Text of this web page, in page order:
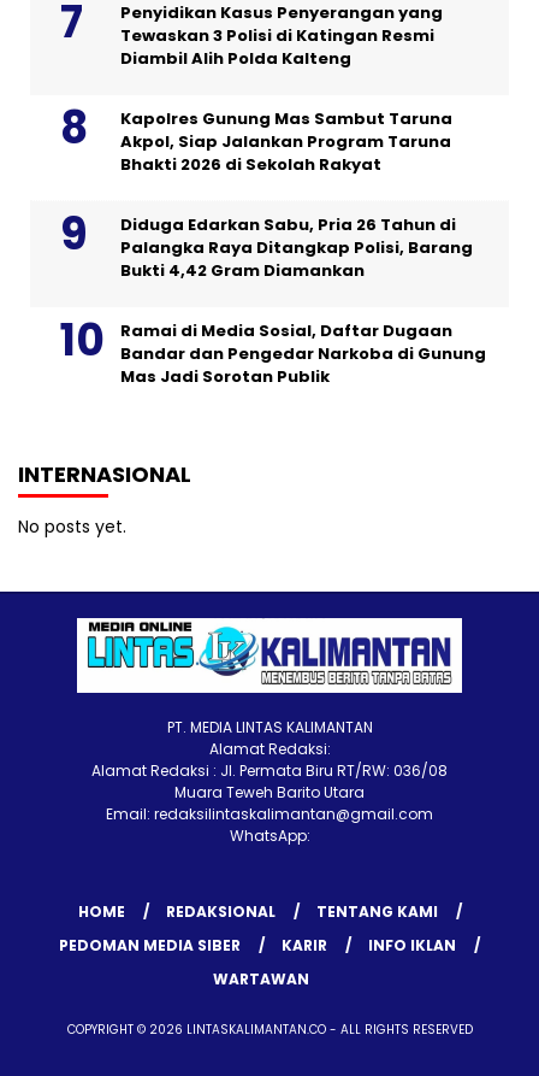
Penyidikan Kasus Penyerangan yang
Tewaskan 3 Polisi di Katingan Resmi
Diambil Alih Polda Kalteng
Kapolres Gunung Mas Sambut Taruna
Akpol, Siap Jalankan Program Taruna
Bhakti 2026 di Sekolah Rakyat
Diduga Edarkan Sabu, Pria 26 Tahun di
Palangka Raya Ditangkap Polisi, Barang
Bukti 4,42 Gram Diamankan
Ramai di Media Sosial, Daftar Dugaan
Bandar dan Pengedar Narkoba di Gunung
Mas Jadi Sorotan Publik
INTERNASIONAL
No posts yet.
PT. MEDIA LINTAS KALIMANTAN
Alamat Redaksi:
Alamat Redaksi : Jl. Permata Biru RT/RW: 036/08
Muara Teweh Barito Utara
Email: redaksilintaskalimantan@gmail.com
WhatsApp:
HOME REDAKSIONAL
TENTANG KAMI
PEDOMAN MEDIA SIBER
KARIR
INFO IKLAN
WARTAWAN
COPYRIGHT © 2026 LINTASKALIMANTAN.CO - ALL RIGHTS RESERVED